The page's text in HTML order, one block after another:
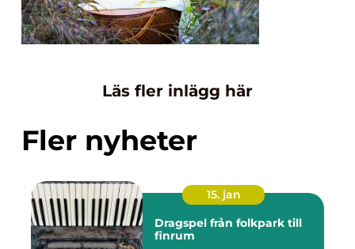
Läs fler inlägg här
Fler nyheter
15. jan
Dragspel från folkpark till
finrum